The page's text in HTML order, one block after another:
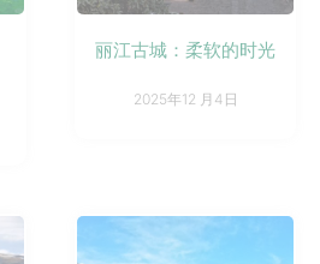
丽江古城：柔软的时光
2025年12 月4日